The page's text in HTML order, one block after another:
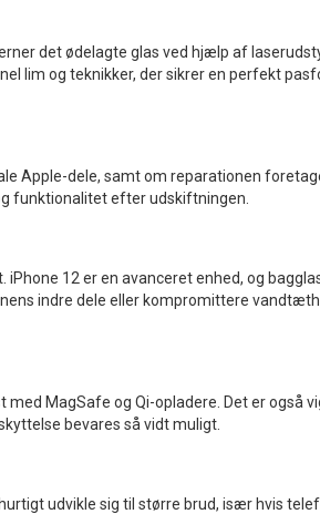
det ødelagte glas ved hjælp af
lim og teknikker, der sikrer en perfekt
Apple-dele, samt om reparationen
funktionalitet efter udskiftningen.
12 er en avanceret enhed, og
indre dele eller kompromittere
MagSafe og Qi-opladere. Det er også
bevares så vidt muligt.
udvikle sig til større brud, især hvis